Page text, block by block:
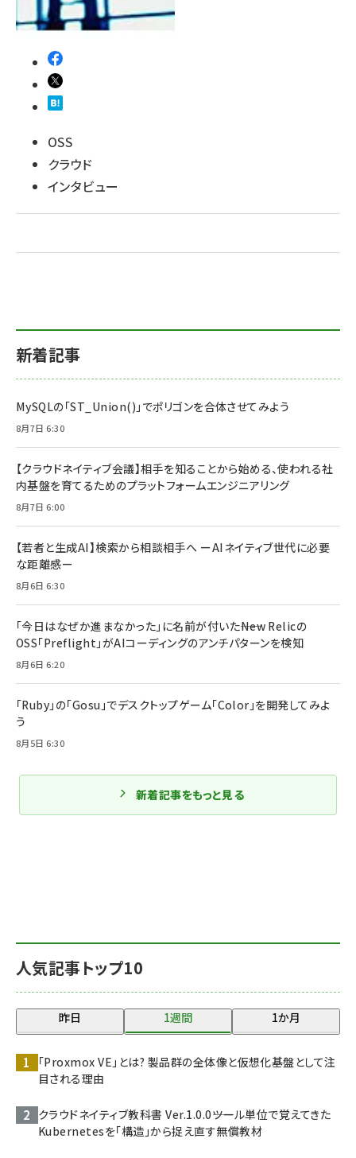
OSS
クラウド
インタビュー
人気記事トップ10
昨日 1週間 1か月
「Proxmox VE」とは? 製品群の全体像と仮想化基盤として注
目される理由
クラウドネイティブ教科書 Ver.1.0.0――ツール単位で覚えてきた
Kubernetesを「構造」から捉え直す無償教材
新着記事
MySQLの「ST_Union()」でポリゴンを合体させてみよう
8月7日 6:30
【クラウドネイティブ会議】相手を知ることから始める、使われる社
内基盤を育てるためのプラットフォームエンジニアリング
8月7日 6:00
【若者と生成AI】検索から相談相手へ ーAIネイティブ世代に必要
な距離感ー
8月6日 6:30
「今日はなぜか進まなかった」に名前が付いた――New Relicの
OSS「Preflight」がAIコーディングのアンチパターンを検知
8月6日 6:20
「Ruby」の「Gosu」でデスクトップゲーム「Color」を開発してみよ
う
8月5日 6:30
新着記事をもっと見る